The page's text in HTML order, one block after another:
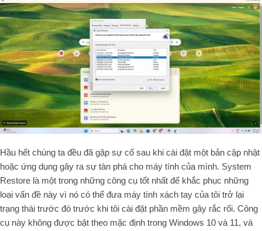
Hầu hết chúng ta đều đã gặp sự cố sau khi cài đặt một bản cập nhật
hoặc ứng dụng gây ra sự tàn phá cho máy tính của mình. System
Restore là một trong những công cụ tốt nhất để khắc phục những
loại vấn đề này vì nó có thể đưa máy tính xách tay của tôi trở lại
trạng thái trước đó trước khi tôi cài đặt phần mềm gây rắc rối. Công
cụ này không được bật theo mặc định trong Windows 10 và 11, và